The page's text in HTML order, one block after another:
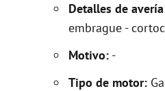
Detalles de
embrague -
Motivo: -
Tipo de motor: